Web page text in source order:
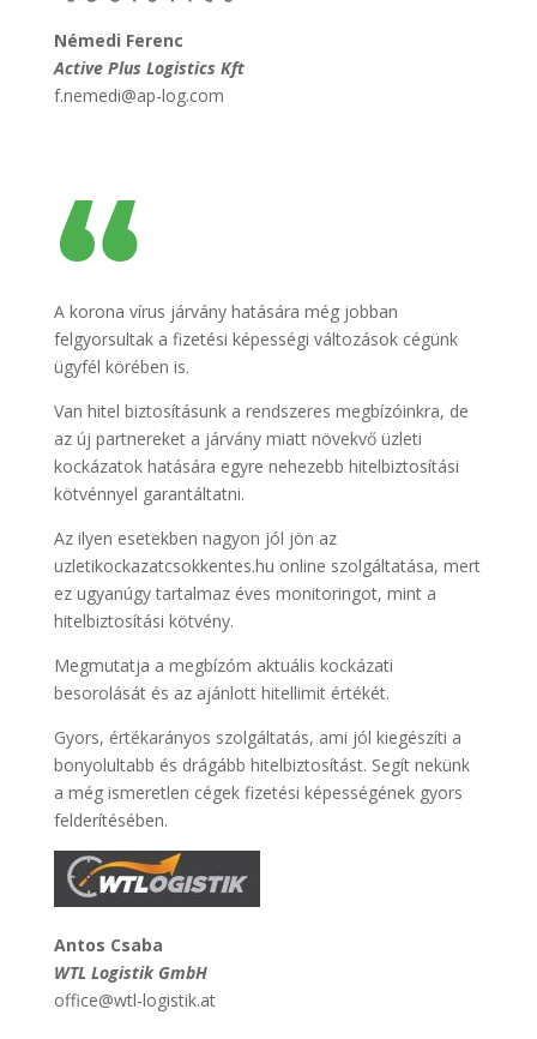
Némedi Ferenc
Active Plus Logistics Kft
f.nemedi@ap-log.com
A korona vírus járvány hatására még jobban
felgyorsultak a fizetési képességi változások cégünk
ügyfél körében is.
Van hitel biztosításunk a rendszeres megbízóinkra, de
az új partnereket a járvány miatt növekvő üzleti
kockázatok hatására egyre nehezebb hitelbiztosítási
kötvénnyel garantáltatni.
Az ilyen esetekben nagyon jól jön az
uzletikockazatcsokkentes.hu online szolgáltatása, mert
ez ugyanúgy tartalmaz éves monitoringot, mint a
hitelbiztosítási kötvény.
Megmutatja a megbízóm aktuális kockázati
besorolását és az ajánlott hitellimit értékét.
Gyors, értékarányos szolgáltatás, ami jól kiegészíti a
bonyolultabb és drágább hitelbiztosítást. Segít nekünk
a még ismeretlen cégek fizetési képességének gyors
felderítésében.
Antos Csaba
WTL Logistik GmbH
office@wtl-logistik.at